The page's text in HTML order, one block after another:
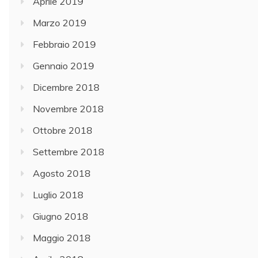
Marzo 2019
Febbraio 2019
Gennaio 2019
Dicembre 2018
Novembre 2018
Ottobre 2018
Settembre 2018
Agosto 2018
Luglio 2018
Giugno 2018
Maggio 2018